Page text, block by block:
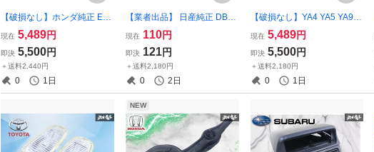
【破損なし】ホンダ純正 EG
6 シビック B16A インテーク
マニホールド インマニ エン
ジン部品 交換用などにどう
ぞ！ 激安魔王
現在 5,489円
即決 5,500円
＋送料2,440円
0 1日
【業者出品】 日産純正 DBA-
ML21S ルークス ハイウェイ
スター リア サスペンション
ショック 2本 41800-82K00
MK21S パレット 棚2C21
現在 110円
即決 121円
＋送料2,180円
0 2日
【破損なし】YA4 YA5 YA9 Y
AM エクシーガ フロント ス
カッフプレート 左右セット
カスタム/ドレスアップ 激安
魔王
現在 5,489円
即決 5,500円
＋送料2,180円
0 1日
NEW